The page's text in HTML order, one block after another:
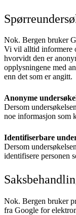
Nok. Bergen bruker
Vi vil alltid informere
hvorvidt den er
opplysningene med
enn det som er angitt.
Anonyme
Dersom
noe informasjon som
Identifiserbare
Dersom
identifisere personen
Nok. Bergen bruker
fra Google for